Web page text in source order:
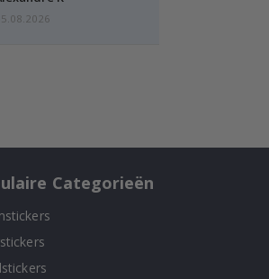
Categorieën